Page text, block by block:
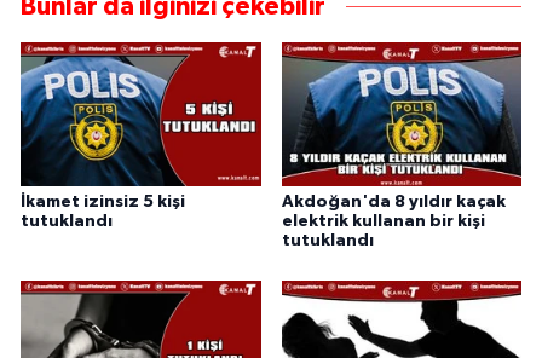
Bunlar da ilginizi çekebilir
İkamet izinsiz 5 kişi
tutuklandı
Akdoğan'da 8 yıldır kaçak
elektrik kullanan bir kişi
tutuklandı